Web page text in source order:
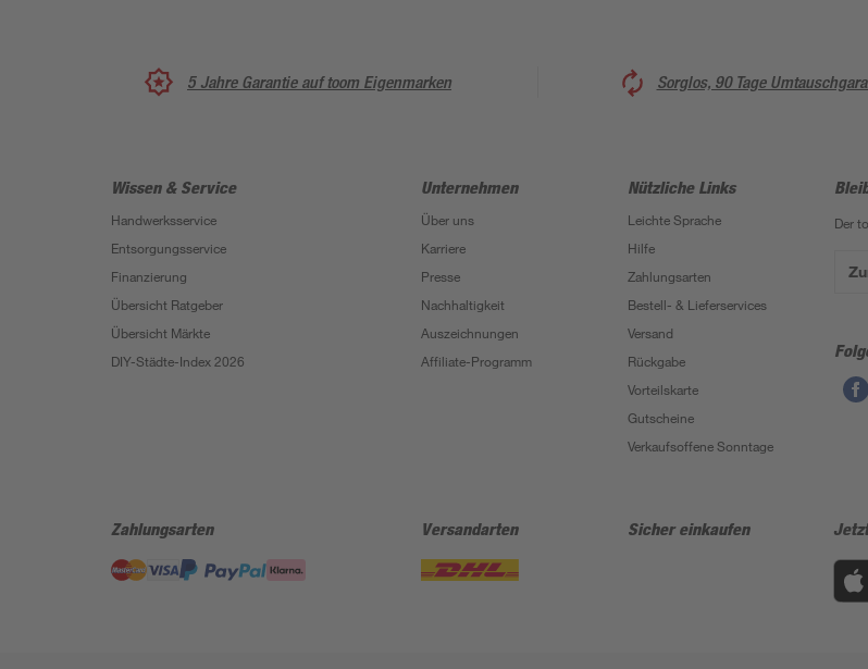
5 Jahre Garantie auf toom Eigenmarken Sorglos, 90 Tage
Wissen & Service
Handwerksservice
Entsorgungsservice
Finanzierung
Übersicht Ratgeber
Übersicht Märkte
DIY-Städte-Index 2026
Unternehmen
Über uns
Karriere
Presse
Nachhaltigkeit
Auszeichnungen
Affiliate-Programm
Nützliche Links
Leichte Sprache
Hilfe
Zahlungsarten
Bestell- & Lieferservices
Versand
Rückgabe
Vorteilskarte
Gutscheine
Verkaufsoffene Sonntage
Der
Zahlungsarten Versandarten Sicher einkaufen